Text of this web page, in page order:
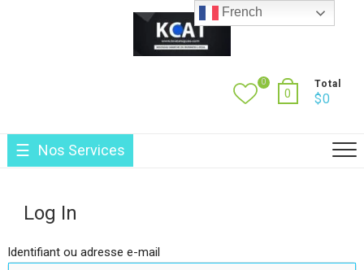
0
0
Total
$0
Nos Services
Log In
Identifiant ou adresse e-mail
French